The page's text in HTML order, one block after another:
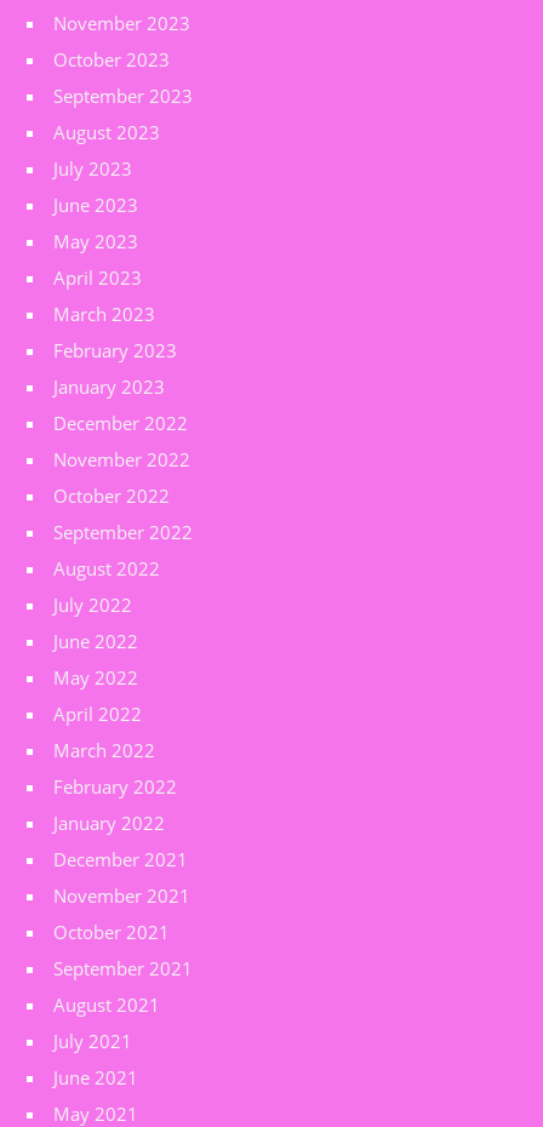
November 2023
October 2023
September 2023
August 2023
July 2023
June 2023
May 2023
April 2023
March 2023
February 2023
January 2023
December 2022
November 2022
October 2022
September 2022
August 2022
July 2022
June 2022
May 2022
April 2022
March 2022
February 2022
January 2022
December 2021
November 2021
October 2021
September 2021
August 2021
July 2021
June 2021
May 2021